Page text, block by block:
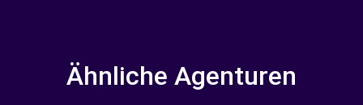
Ähnliche Agenturen